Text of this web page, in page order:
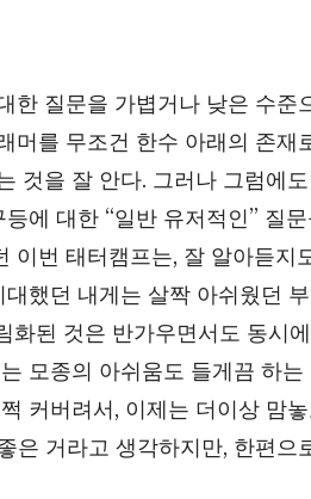
한 질문을 가볍거나 낮은 수준
머를 무조건 한수 아래의 존재
것을 잘 안다. 그러나 그럼에
에 대한 “일반 유저적인” 질
이번 태터캠프는, 잘 알아듣지
했던 내게는 살짝 아쉬웠던
화된 것은 반가우면서도 동시
모종의 아쉬움도 들게끔 하
커버려서, 이제는 더이상 맘
은 거라고 생각하지만, 한편으